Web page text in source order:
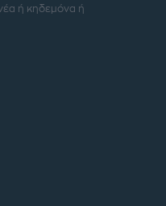
ή κηδεμόνα ή